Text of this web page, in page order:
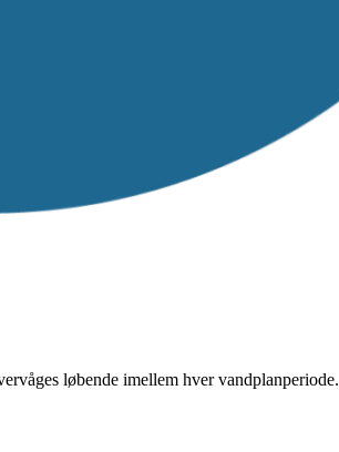
løbende imellem hver vandplanperiode.